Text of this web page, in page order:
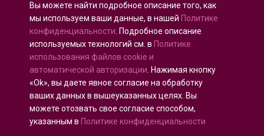
Español Испанский
Français(
)
Deutsch(Немецкий)
Все права защищены © 2020 - 2025 U-INTOSAI
Цифровой университет для сообщества ИНТОСАИ
Вы можете найти подробное описание того, как
мы используем ваши данные, в нашей Политике
конфиденциальности . Подробное описание
используемых технологий см. в Политике
использования файлов cookie и
автоматической авторизации . Нажимая кнопку
«Ok», вы даете явное согласие на обработку
ваших данных в вышеуказанных целях. Вы
можете отозвать свое согласие способом,
указанным в Политике конфиденциальности